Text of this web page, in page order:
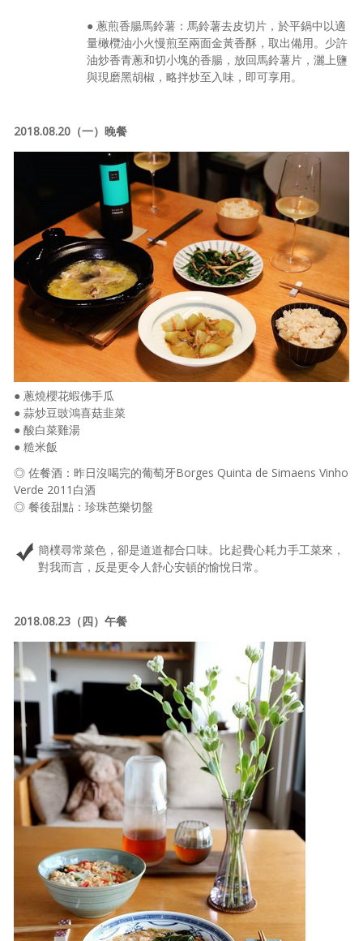
● 蔥煎香腸馬鈴薯：馬鈴薯去皮切片，於平鍋中以適
量橄欖油小火慢煎至兩面金黃香酥，取出備用。少許
油炒香青蔥和切小塊的香腸，放回馬鈴薯片，灑上鹽
與現磨黑胡椒，略拌炒至入味，即可享用。
2018.08.20（一）晚餐
● 蔥燒櫻花蝦佛手瓜
● 蒜炒豆豉鴻喜菇韭菜
● 酸白菜雞湯
● 糙米飯
◎ 佐餐酒：昨日沒喝完的葡萄牙Borges Quinta de Simaens Vinho
Verde 2011白酒
◎ 餐後甜點：珍珠芭樂切盤
簡樸尋常菜色，卻是道道都合口味。比起費心耗力手工菜來，
對我而言，反是更令人舒心安頓的愉悅日常。
2018.08.23（四）午餐